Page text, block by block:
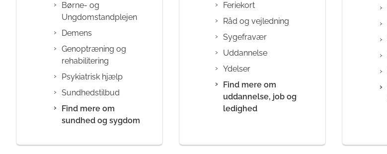
Børne- og
Ungdomstandplejen
Demens
Genoptræning og
rehabilitering
Psykiatrisk hjælp
Sundhedstilbud
Find mere om
sundhed og sygdom
Feriekort
Råd og vejledning
Sygefravær
Uddannelse
Ydelser
Find mere om
uddannelse, job og
ledighed